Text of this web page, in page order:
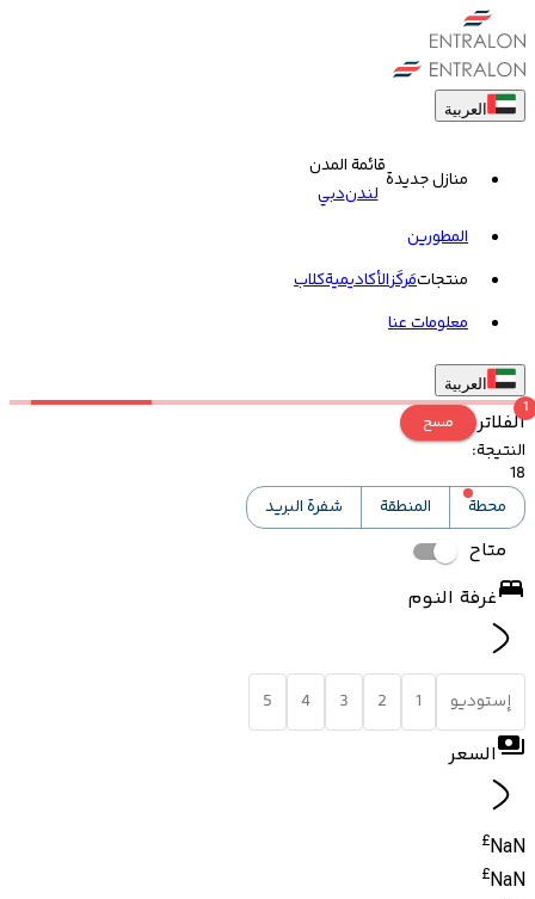
العربية
منازل جديدة
قائمة المدن
لندندبي
المطورين
منتجاتمَركَزالأكاديميةکلاب
معلومات عنا
العربية
الفلاتر
1
مسح
النتيجة:
18
محطة
المنطقة شفرة البريد
متاح
غرفة النوم
إستوديو 1
2
3
4
5
السعر
NaN
£
NaN
£